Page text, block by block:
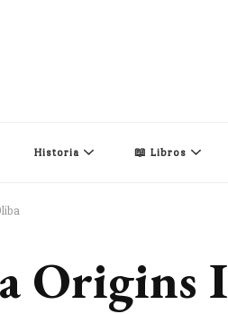
Historia 📖 Libros
Origins